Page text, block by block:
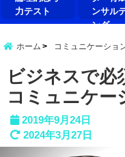
力テスト
ンサル
ング
ホーム コミュニケーショ
ビジネスで必
コミュニケ
2019年9月24日
2024年3月27日